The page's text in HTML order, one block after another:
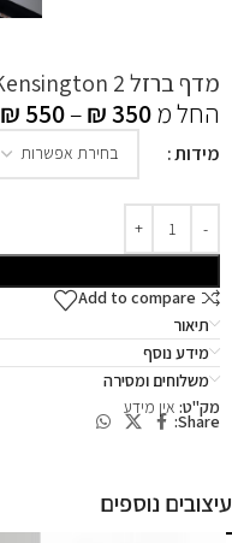
מדף ברזל Kensington 2
החל מ ₪350
–
₪ 550
מידות
Add to compare
תיאור
מידע נוסף
משלוחים ומסירה
מק"ט: אין מידע
Share:
עיצובים נוספים